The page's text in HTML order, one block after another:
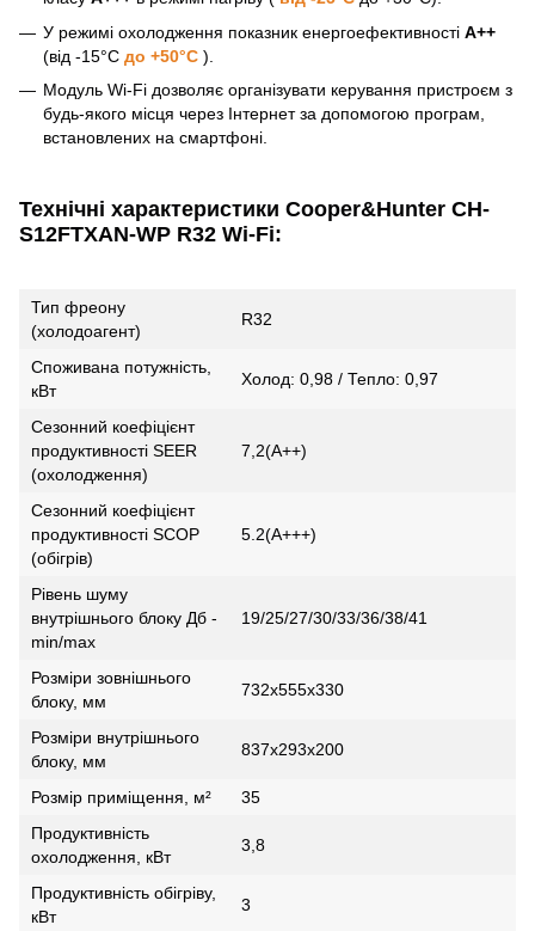
У режимі охолодження показник енергоефективності A++
(від -15°С до +50°С ).
Модуль Wi-Fi дозволяє організувати керування пристроєм з
будь-якого місця через Інтернет за допомогою програм,
встановлених на смартфоні.
Технічні характеристики Cooper&Hunter CH-
S12FTXAN-WP R32 Wi-Fi:
Тип фреону
(холодоагент)
R32
Споживана потужність,
кВт
Холод: 0,98 / Тепло: 0,97
Сезонний коефіцієнт
продуктивності SEER
(охолодження)
7,2(А++)
Сезонний коефіцієнт
продуктивності SCOP
(обігрів)
5.2(А+++)
Рівень шуму
внутрішнього блоку Дб -
min/max
19/25/27/30/33/36/38/41
Розміри зовнішнього
блоку, мм
732x555x330
Розміри внутрішнього
блоку, мм
837x293x200
Розмір приміщення, м²
35
Продуктивність
охолодження, кВт
3,8
Продуктивність обігріву,
кВт
3